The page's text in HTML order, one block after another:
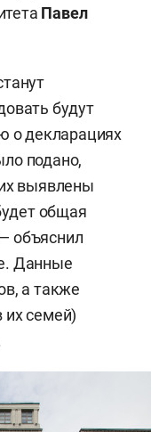
Павел
будут
о декларациях
подано,
выявлены
общая
объяснил
Данные
а также
их семей)